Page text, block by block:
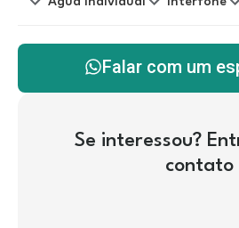
Falar com um
Se interessou?
contato